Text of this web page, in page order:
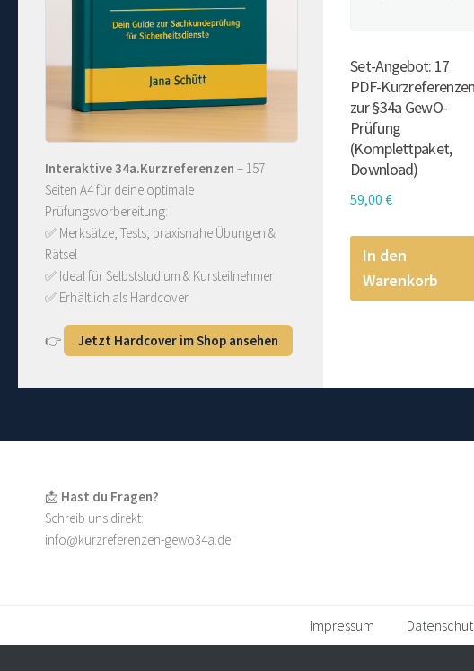
Set-Angebot: 17
PDF-Kurzreferenzen
zur §34a GewO-
Prüfung
(Komplettpaket,
Download)
59,00 €
In den
Warenkorb
Interaktive 34a.Kurzreferenzen – 157
Seiten A4 für deine optimale
Prüfungsvorbereitung:
✅ Merksätze, Tests, praxisnahe Übungen &
Rätsel
✅ Ideal für Selbststudium & Kursteilnehmer
✅ Erhältlich als Hardcover
👉 Jetzt Hardcover im Shop ansehen
📩 Hast du Fragen?
Schreib uns direkt:
info@kurzreferenzen-gewo34a.de
Impressum